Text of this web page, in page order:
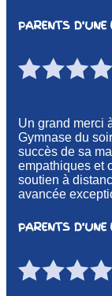
PARENTS D'UNE
Un grand merci
Gymnase du
succès de sa
empathiques et
soutien à
avancée
PARENTS D'UNE